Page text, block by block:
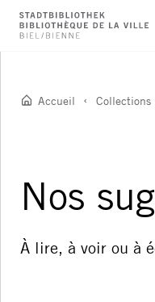
Suggestions
Accueil Collections
Nos
À lire, à voir ou à